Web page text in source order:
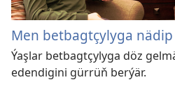
Men betbagtçylyga
Ýaşlar betbagtçylyga döz
edendigini gürrüň berýär.